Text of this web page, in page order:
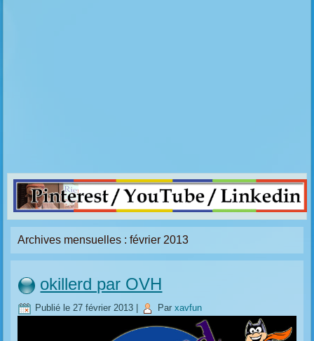
Archives mensuelles :février 2013
okillerd par OVH
Publié le 27 février 2013 Par xavfun